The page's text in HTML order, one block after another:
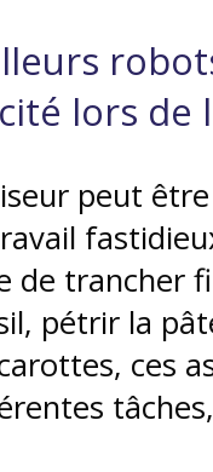
lors de
peut
de
pétrir la
ces